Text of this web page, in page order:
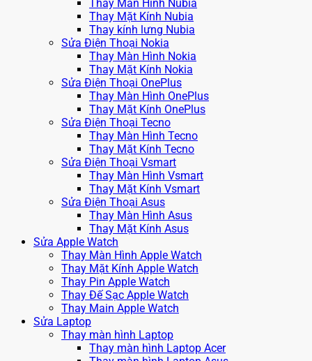
Thay Màn Hình Nubia
Thay Mặt Kính Nubia
Thay kính lưng Nubia
Sửa Điện Thoại Nokia
Thay Màn Hình Nokia
Thay Mặt Kính Nokia
Sửa Điện Thoại OnePlus
Thay Màn Hình OnePlus
Thay Mặt Kính OnePlus
Sửa Điện Thoại Tecno
Thay Màn Hình Tecno
Thay Mặt Kính Tecno
Sửa Điện Thoại Vsmart
Thay Màn Hình Vsmart
Thay Mặt Kính Vsmart
Sửa Điện Thoại Asus
Thay Màn Hình Asus
Thay Mặt Kính Asus
Sửa Apple Watch
Thay Màn Hình Apple Watch
Thay Mặt Kính Apple Watch
Thay Pin Apple Watch
Thay Đế Sạc Apple Watch
Thay Main Apple Watch
Sửa Laptop
Thay màn hình Laptop
Thay màn hình Laptop Acer